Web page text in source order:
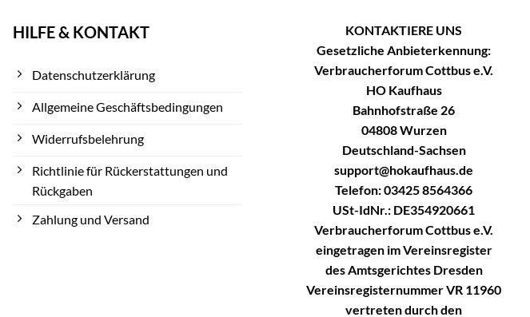
HILFE & KONTAKT
Datenschutzerklärung
Allgemeine Geschäftsbedingungen
Widerrufsbelehrung
Richtlinie für Rückerstattungen und
Rückgaben
Zahlung und Versand
KONTAKTIERE UNS
Gesetzliche Anbieterkennung:
Verbraucherforum Cottbus e.V.
HO Kaufhaus
Bahnhofstraße 26
04808 Wurzen
Deutschland-Sachsen
support@hokaufhaus.de
Telefon: 03425 8564366
USt-IdNr.: DE354920661
Verbraucherforum Cottbus e.V.
eingetragen im Vereinsregister
des Amtsgerichtes Dresden
Vereinsregisternummer VR 11960
vertreten durch den